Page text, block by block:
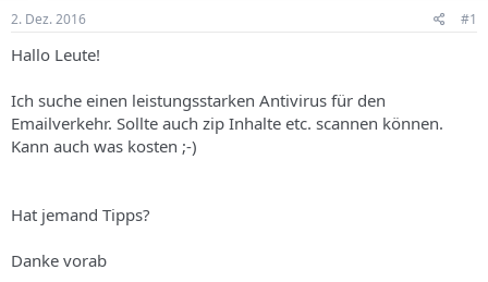
l
e
r
s
T
h
s
d
a
t
2. Dez. 2016 #1
Hallo Leute!
Ich suche einen leistungsstarken Antivirus für den
Emailverkehr. Sollte auch zip Inhalte etc. scannen können.
Kann auch was kosten ;-)
Hat jemand Tipps?
Danke vorab